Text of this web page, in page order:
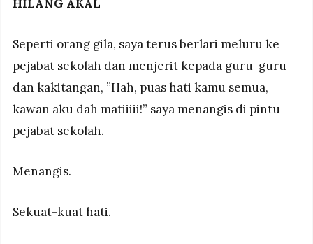
HILANG AKAL
Seperti orang gila, saya terus berlari meluru ke
pejabat sekolah dan menjerit kepada guru-guru
dan kakitangan, ”Hah, puas hati kamu semua,
kawan aku dah matiiiii!” saya menangis di pintu
pejabat sekolah.
Menangis.
Sekuat-kuat hati.